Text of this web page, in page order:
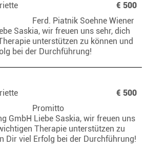
€ 500
Ferd. Piatnik Soehne Wiener
Saskia, wir freuen uns sehr, dich
unterstützen zu können und
bei der Durchführung!
€ 500
Promitto
GmbH Liebe Saskia, wir freuen uns
Therapie unterstützen zu
Dir viel Erfolg bei der Durchführung!